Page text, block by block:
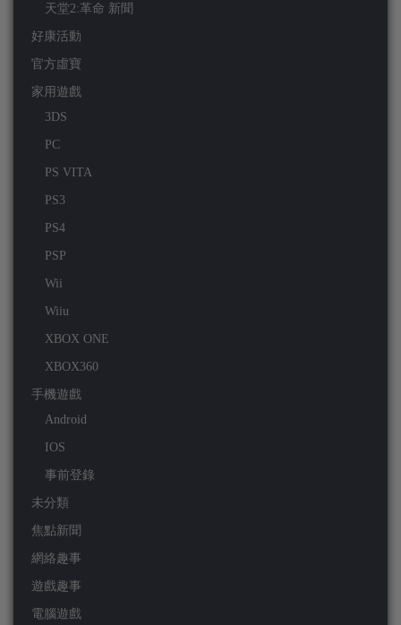
天堂2:革命 新聞
好康活動
官方虛寶
家用遊戲
3DS
PC
PS VITA
PS3
PS4
PSP
Wii
Wiiu
XBOX ONE
XBOX360
手機遊戲
Android
IOS
事前登錄
未分類
焦點新聞
網絡趣事
遊戲趣事
電腦遊戲